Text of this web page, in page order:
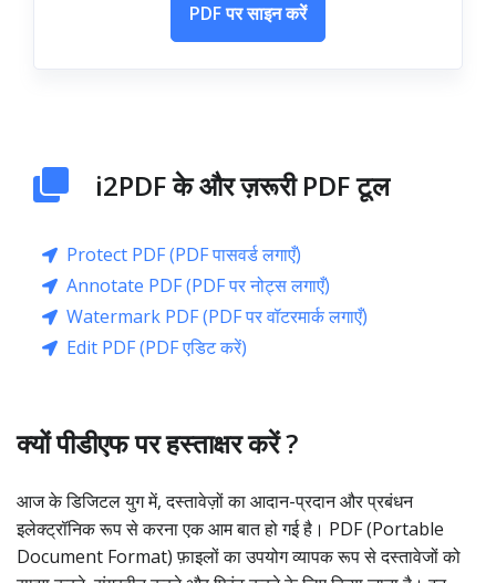
PDF पर साइन करें
i2PDF के और ज़रूरी PDF टूल
Protect PDF (PDF पासवर्ड लगाएँ)
Annotate PDF (PDF पर नोट्स लगाएँ)
Watermark PDF (PDF पर वॉटरमार्क लगाएँ)
Edit PDF (PDF एडिट करें)
क्यों पीडीएफ पर हस्ताक्षर करें ?
आज के डिजिटल युग में, दस्तावेज़ों का आदान-प्रदान और प्रबंधन
इलेक्ट्रॉनिक रूप से करना एक आम बात हो गई है। PDF (Portable
Document Format) फ़ाइलों का उपयोग व्यापक रूप से दस्तावेजों को